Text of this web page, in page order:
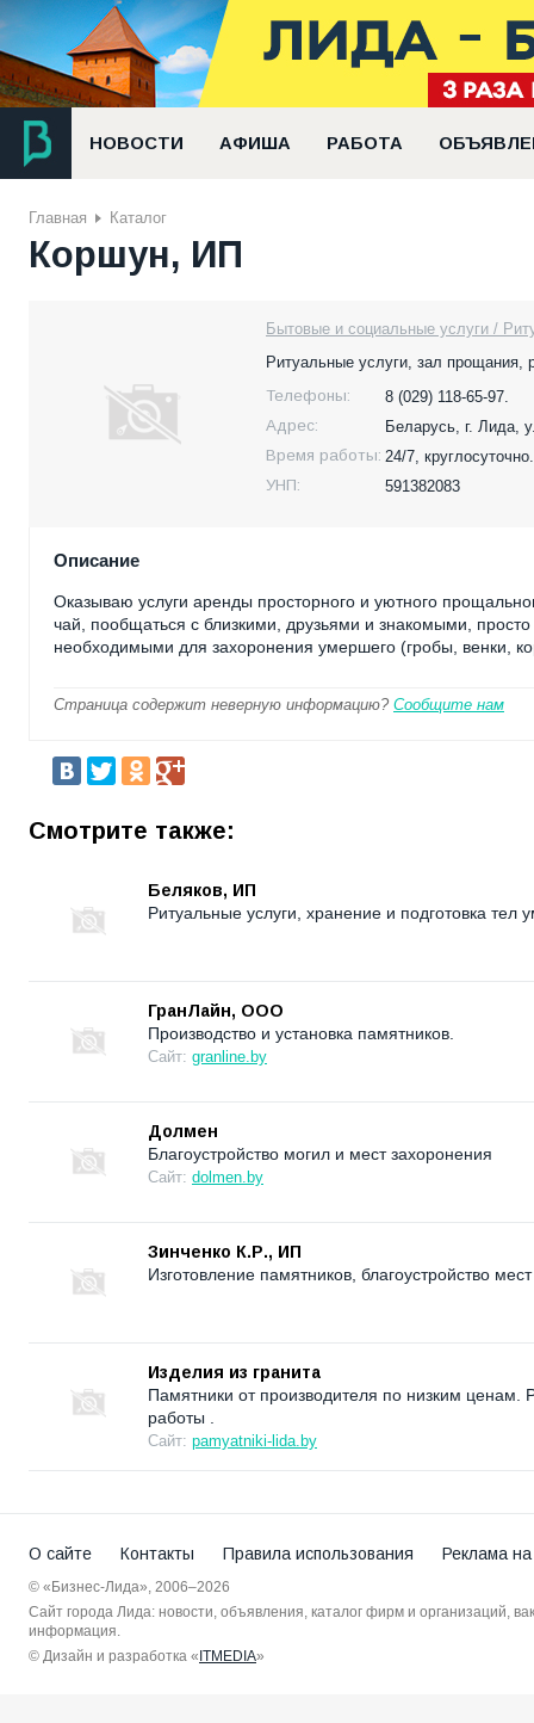
НОВОСТИ АФИША РАБОТА
Главная Каталог
Коршун, ИП
Бытовые и социальные услуги /
Ритуальные услуги, зал прощания,
Телефоны:
8 (029) 118-65-97.
Адрес:
Беларусь, г. Лида,
Время работы: 24/7, круглосуточно.
УНП:
591382083
Описание
Оказываю услуги аренды просторного и уютного
чай, пообщаться с близкими, друзьями и знакомыми,
необходимыми для захоронения умершего (гробы, венки,
Страница содержит неверную информацию? Сообщите нам
Смотрите также:
Беляков, ИП
Ритуальные услуги, хранение и подготовка тел
ГранЛайн, ООО
Производство и установка памятников.
Сайт: granline.by
Долмен
Благоустройство могил и мест захоронения
Сайт: dolmen.by
Зинченко К.Р., ИП
Изготовление памятников, благоустройство
Изделия из гранита
Памятники от производителя по низким
работы .
Сайт: pamyatniki-lida.by
О сайте Контакты Правила использования Реклама
© «Бизнес-Лида», 2006–2026
Сайт города Лида: новости, объявления, каталог фирм и организаций,
информация.
© Дизайн и разработка «ITMEDIA»